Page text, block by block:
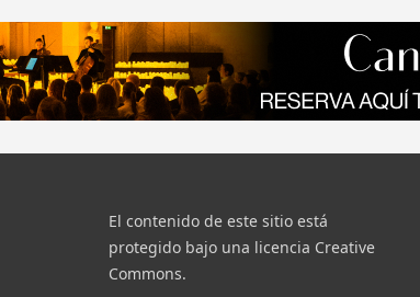
El contenido de este sitio está
protegido bajo una licencia Creative
Commons.